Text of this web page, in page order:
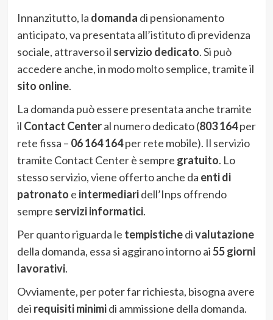
Innanzitutto, la domanda di pensionamento
anticipato, va presentata all’istituto di previdenza
sociale, attraverso il servizio dedicato. Si può
accedere anche, in modo molto semplice, tramite il
sito online.
La domanda può essere presentata anche tramite
il Contact Centeral numero dedicato (803 164per
rete fissa – 06 164 164per rete mobile). Il servizio
tramite Contact Center è sempre gratuito. Lo
stesso servizio, viene offerto anche da enti di
patronato e intermediaridell’Inps offrendo
sempre servizi informatici.
Per quanto riguarda le tempistichedivalutazione
della domanda, essa si aggirano intorno ai55 giorni
lavorativi.
Ovviamente, per poter far richiesta, bisogna avere
dei requisiti minimidi ammissione della domanda.